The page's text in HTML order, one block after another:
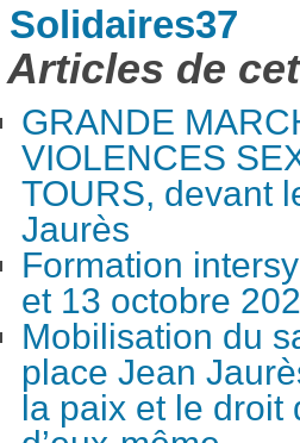
Solidaires37
Articles de
GRANDE
VIOLENCES
TOURS, devant
Jaurès
Formation
et 13 octobre
Mobilisation du
place Jean
la paix et le